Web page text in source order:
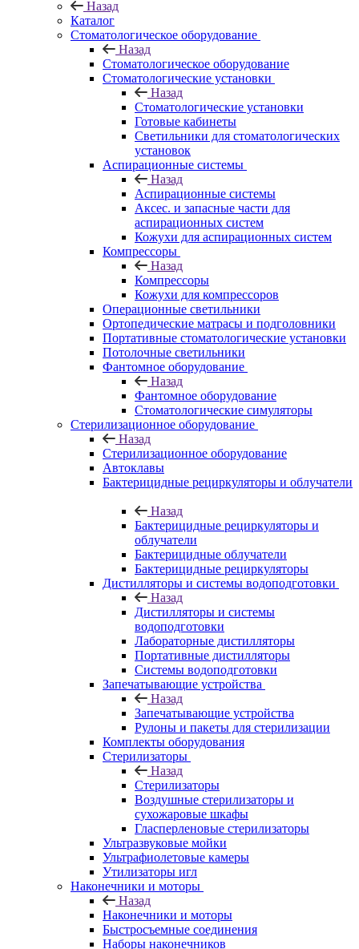
Назад
Каталог
Стоматологическое оборудование
Назад
Стоматологическое оборудование
Стоматологические установки
Назад
Стоматологические установки
Готовые кабинеты
Светильники для стоматологических
установок
Аспирационные системы
Назад
Аспирационные системы
Аксес. и запасные части для
аспирационных систем
Кожухи для аспирационных систем
Компрессоры
Назад
Компрессоры
Кожухи для компрессоров
Операционные светильники
Ортопедические матрасы и подголовники
Портативные стоматологические установки
Потолочные светильники
Фантомное оборудование
Назад
Фантомное оборудование
Стоматологические симуляторы
Стерилизационное оборудование
Назад
Стерилизационное оборудование
Автоклавы
Бактерицидные рециркуляторы и облучатели
Назад
Бактерицидные рециркуляторы и
облучатели
Бактерицидные облучатели
Бактерицидные рециркуляторы
Дистилляторы и системы водоподготовки
Назад
Дистилляторы и системы
водоподготовки
Лабораторные дистилляторы
Портативные дистилляторы
Системы водоподготовки
Запечатывающие устройства
Назад
Запечатывающие устройства
Рулоны и пакеты для стерилизации
Комплекты оборудования
Стерилизаторы
Назад
Стерилизаторы
Воздушные стерилизаторы и
сухожаровые шкафы
Гласперленовые стерилизаторы
Ультразвуковые мойки
Ультрафиолетовые камеры
Утилизаторы игл
Наконечники и моторы
Назад
Наконечники и моторы
Быстросъемные соединения
Наборы наконечников